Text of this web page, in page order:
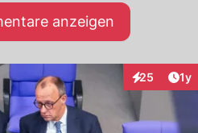
anzeigen
25 1y